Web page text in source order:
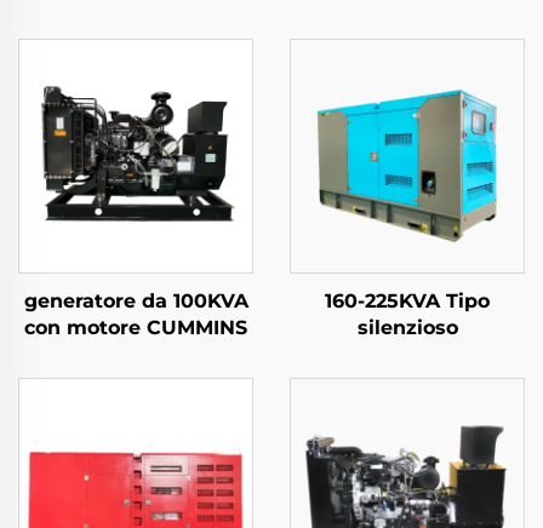
generatore da 100KVA
con motore CUMMINS
160-225KVA Tipo
silenzioso